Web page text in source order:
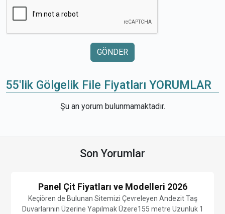
GÖNDER
55'lik Gölgelik File Fiyatları YORUMLAR
Şu an yorum bulunmamaktadır.
Son Yorumlar
Panel Çit Fiyatları ve Modelleri 2026
Keçiören de Bulunan Sitemizi Çevreleyen Andezit Taş
Duvarlarının Üzerine Yapılmak Üzere155 metre Uzunluk 1